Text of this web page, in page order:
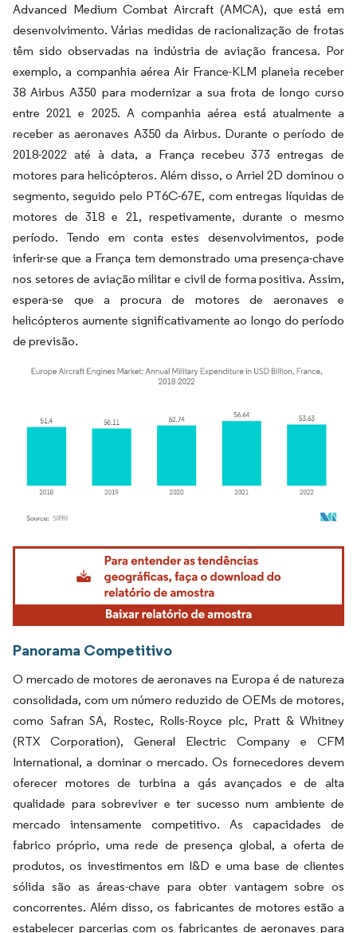
Advanced Medium Combat Aircraft (AMCA), que está em
desenvolvimento. Várias medidas de racionalização de frotas
têm sido observadas na indústria de aviação francesa. Por
exemplo, a companhia aérea Air France-KLM planeia receber
38 Airbus A350 para modernizar a sua frota de longo curso
entre 2021 e 2025. A companhia aérea está atualmente a
receber as aeronaves A350 da Airbus. Durante o período de
2018-2022 até à data, a França recebeu 373 entregas de
motores para helicópteros. Além disso, o Arriel 2D dominou o
segmento, seguido pelo PT6C-67E, com entregas líquidas de
motores de 318 e 21, respetivamente, durante o mesmo
período. Tendo em conta estes desenvolvimentos, pode
inferir-se que a França tem demonstrado uma presença-chave
nos setores de aviação militar e civil de forma positiva. Assim,
espera-se que a procura de motores de aeronaves e
helicópteros aumente significativamente ao longo do período
de previsão.
Imagem © Mordor Intelligence. O reuso requer atribuição conforme CC BY 4.0.
Panorama Competitivo
O mercado de motores de aeronaves na Europa é de natureza
consolidada, com um número reduzido de OEMs de motores,
como Safran SA, Rostec, Rolls-Royce plc, Pratt & Whitney
(RTX Corporation), General Electric Company e CFM
International, a dominar o mercado. Os fornecedores devem
oferecer motores de turbina a gás avançados e de alta
qualidade para sobreviver e ter sucesso num ambiente de
mercado intensamente competitivo. As capacidades de
fabrico próprio, uma rede de presença global, a oferta de
produtos, os investimentos em I&D e uma base de clientes
sólida são as áreas-chave para obter vantagem sobre os
concorrentes. Além disso, os fabricantes de motores estão a
estabelecer parcerias com os fabricantes de aeronaves para